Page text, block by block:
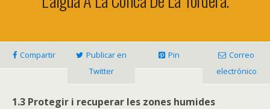
Compartir
Publicar en
Twitter
Pin
Correo
electrónico
1.3 Protegir i recuperar les zones humides